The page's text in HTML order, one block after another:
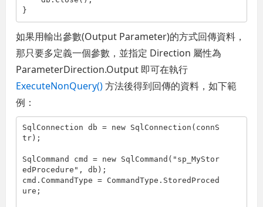
}
如果用輸出參數(Output Parameter)的方式回傳資料，
那只要多定義一個參數，並指定 Direction 屬性為
ParameterDirection.Output 即可在執行
ExecuteNonQuery()方法後得到回傳的資料，如下範
例：
SqlConnection db = new SqlConnection(connS
tr);
SqlCommand cmd = new SqlCommand( "sp_MyStor
edProcedure" , db);
cmd.CommandType = CommandType.StoredProced
ure;